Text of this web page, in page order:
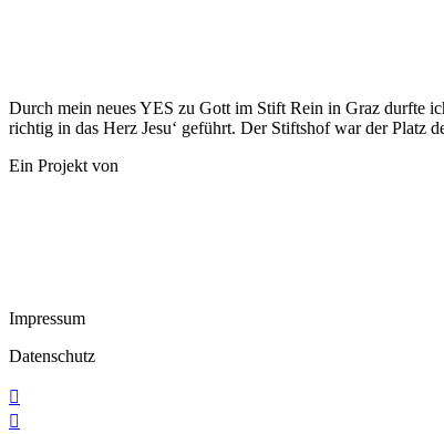
Durch mein neues YES zu Gott im Stift Rein in Graz durfte
richtig in das Herz Jesu‘ geführt. Der Stiftshof war der
Ein Projekt von
Impressum
Datenschutz

